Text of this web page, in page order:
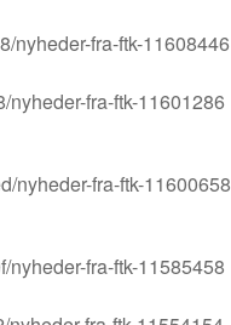
nyheder-fra-ftk-11608446
nyheder-fra-ftk-11601286
nyheder-fra-ftk-11600658
fra-ftk-11585458